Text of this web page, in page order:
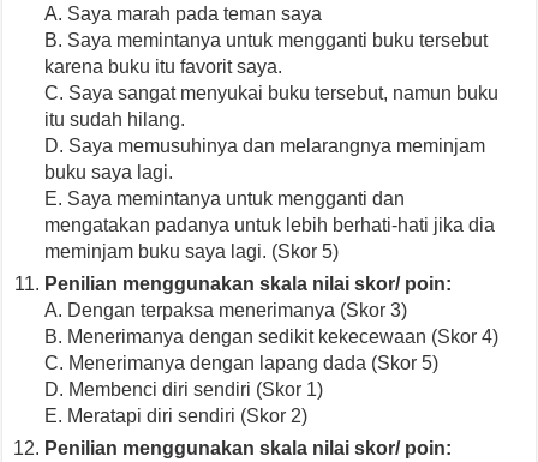
A. Saya marah pada teman saya
B. Saya memintanya untuk mengganti buku tersebut
karena buku itu favorit saya.
C. Saya sangat menyukai buku tersebut, namun buku
itu sudah hilang.
D. Saya memusuhinya dan melarangnya meminjam
buku saya lagi.
E. Saya memintanya untuk mengganti dan
mengatakan padanya untuk lebih berhati-hati jika dia
meminjam buku saya lagi. (Skor 5)
Penilian menggunakan skala nilai skor/ poin:
A. Dengan terpaksa menerimanya (Skor 3)
B. Menerimanya dengan sedikit kekecewaan (Skor 4)
C. Menerimanya dengan lapang dada (Skor 5)
D. Membenci diri sendiri (Skor 1)
E. Meratapi diri sendiri (Skor 2)
Penilian menggunakan skala nilai skor/ poin: